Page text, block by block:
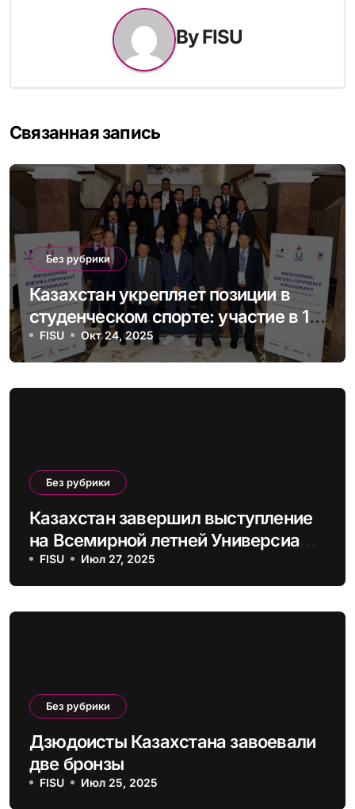
ByFISU
Связанная запись
Без рубрики
Казахстан укрепляет позиции в
студенческом спорте: участие в 1-
й Программе Регионального
Развития AUSF в Монголии
FISU Окт 24, 2025
Без рубрики
Казахстан завершил выступление
на Всемирной летней Универсиаде
в Германии
FISU Июл 27, 2025
Без рубрики
Дзюдоисты Казахстана завоевали
две бронзы
FISU Июл 25, 2025